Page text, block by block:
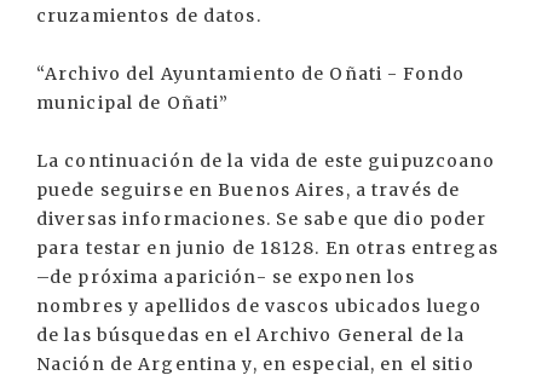
cruzamientos de datos.
“Archivo del Ayuntamiento de Oñati - Fondo
municipal de Oñati”
La continuación de la vida de este guipuzcoano
puede seguirse en Buenos Aires, a través de
diversas informaciones. Se sabe que dio poder
para testar en junio de 18128. En otras entregas
–de próxima aparición- se exponen los
nombres y apellidos de vascos ubicados luego
de las búsquedas en el Archivo General de la
Nación de Argentina y, en especial, en el sitio